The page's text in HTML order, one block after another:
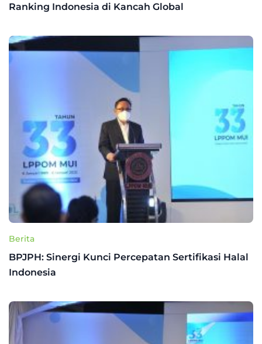
Ranking Indonesia di Kancah Global
Berita
BPJPH: Sinergi Kunci Percepatan Sertifikasi Halal
Indonesia